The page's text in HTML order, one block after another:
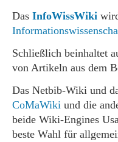
Das InfoWissWiki
Schließlich beinhaltet
von Artikeln aus dem
Das Netbib-Wiki und
CoMaWiki und die
beide Wiki-Engines
beste Wahl für